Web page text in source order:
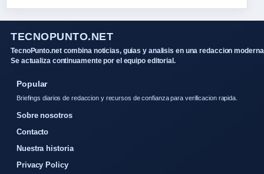
TECNOPUNTO.NET
TecnoPunto.net combina noticias, guias y analisis en una redaccion
Se actualiza continuamente por el equipo editorial.
Popular
Briefings diarios de redaccion y recursos de confianza para verificacion rapida.
Sobre nosotros
Contacto
Nuestra historia
Privacy Policy